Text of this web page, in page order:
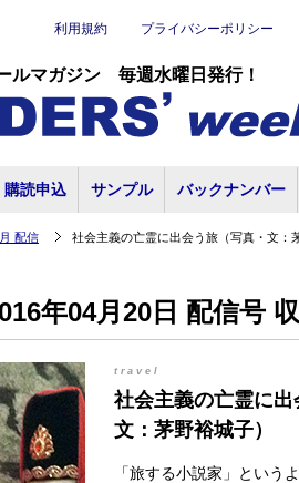
ルマガジン 毎週水曜日発行！
利用規約 プライバシーポリシー
購読申込 サンプル バックナンバー
配信 社会主義の亡霊に出会う旅（写真・文：
年04月20日 配信号
travel
社会主義の亡霊に出
文：茅野裕城子）
「旅する小説家」という